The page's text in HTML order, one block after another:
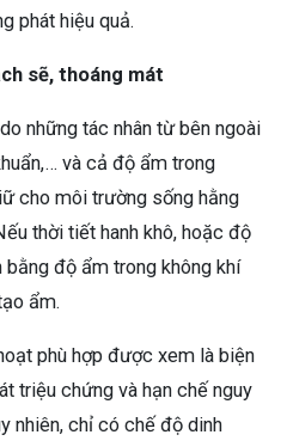
phát hiệu quả.
sẽ, thoáng mát
những tác nhân từ bên ngoài
và cả độ ẩm trong
cho môi trường sống hằng
thời tiết hanh khô, hoặc độ
bằng độ ẩm trong không khí
ẩm.
phù hợp được xem là biện
triệu chứng và hạn chế nguy
nhiên, chỉ có chế độ dinh